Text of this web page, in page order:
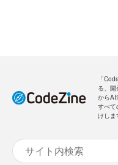
「
る、
からAI
すべて
けしま